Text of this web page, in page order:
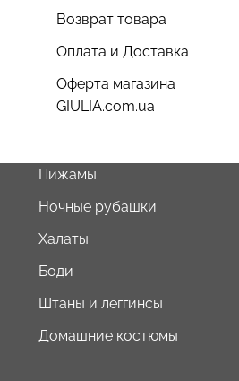
Возврат товара
Оплата и Доставка
Оферта магазина
GIULIA.com.ua
Пижамы
Ночные рубашки
Халаты
Боди
Штаны и леггинсы
Домашние костюмы